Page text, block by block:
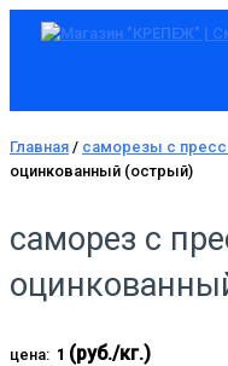
Перейти Главное
Главная / cаморезы с
оцинкованный (острый)
саморез с
цена: 1 (руб./кг.)
Количество
товара
Количество
товара
Количество
товара
Количество
товара
Количество
товара
Количество
товара
Количество
товара
Количество
товара